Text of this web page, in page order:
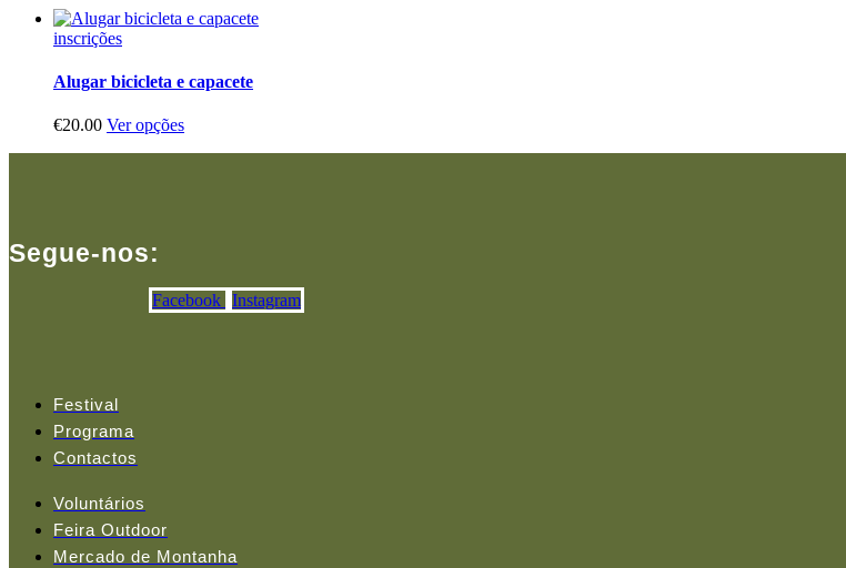
inscrições
Alugar bicicleta e capacete
€20.00 Ver opçõesThis
be
chosen
Segue-nos:
Facebook Instagram
Festival
Programa
Contactos
Voluntários
Feira Outdoor
Mercado de Montanha